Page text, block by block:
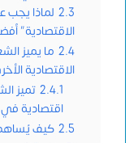
2.3 لماذا يجب
الاقتصادية”
2.4 ما يميز
الاقتصادية
2.4.1 تميز
اقتصادية
2.5 كيف